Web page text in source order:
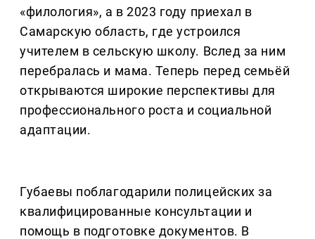
«филология», а в 2023 году приехал в
Самарскую область, где устроился
учителем в сельскую школу. Вслед за ним
перебралась и мама. Теперь перед семьёй
открываются широкие перспективы для
профессионального роста и социальной
адаптации.
Губаевы поблагодарили полицейских за
квалифицированные консультации и
помощь в подготовке документов. В